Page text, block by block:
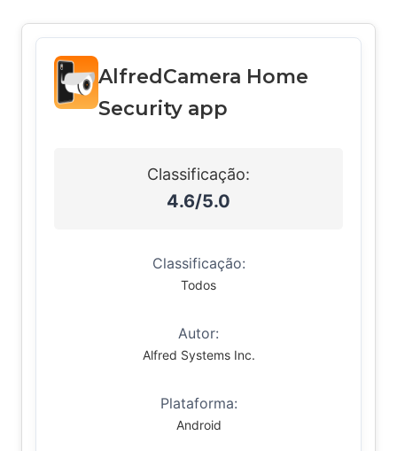
AlfredCamera Home
Security app
Classificação:
4.6/5.0
Classificação:
Todos
Autor:
Alfred Systems Inc.
Plataforma:
Android